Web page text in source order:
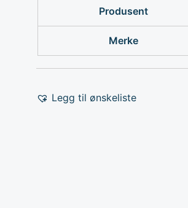
Produsent
Merke
Legg til ønskeliste